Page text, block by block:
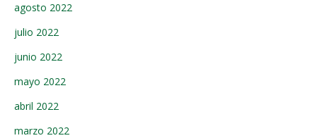
agosto 2022
julio 2022
junio 2022
mayo 2022
abril 2022
marzo 2022